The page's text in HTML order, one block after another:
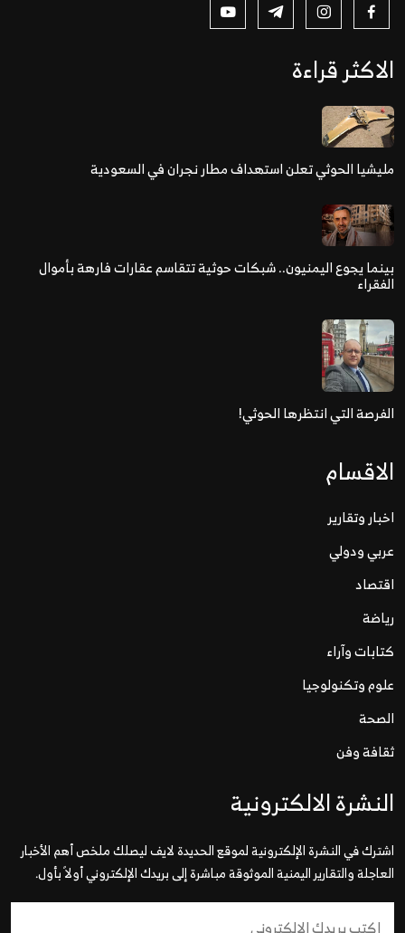
الاكثر قراءة
مليشيا الحوثي تعلن استهداف مطار نجران في السعودية
بينما يجوع اليمنيون.. شبكات حوثية تتقاسم عقارات فارهة بأموال
الفقراء
الفرصة التي انتظرها الحوثي!
الاقسام
اخبار وتقارير
عربي ودولي
اقتصاد
رياضة
كتابات وآراء
علوم وتكنولوجيا
الصحة
ثقافة وفن
النشرة الالكترونية
اشترك في النشرة الإلكترونية لموقع الحديدة لايف ليصلك ملخص أهم الأخبار
العاجلة والتقارير اليمنية الموثوقة مباشرة إلى بريدك الإلكتروني أولاً بأول.